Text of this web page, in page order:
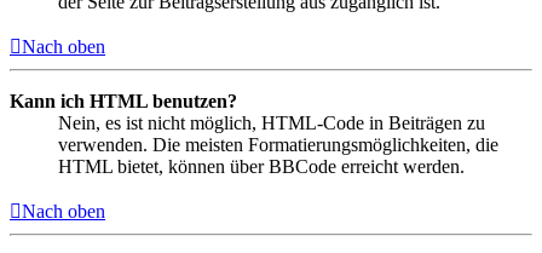
Nach oben
Kann ich HTML benutzen?
Nein, es ist nicht möglich, HTML-Code in Beiträgen zu
verwenden. Die meisten Formatierungsmöglichkeiten, die
HTML bietet, können über BBCode erreicht werden.
Nach oben